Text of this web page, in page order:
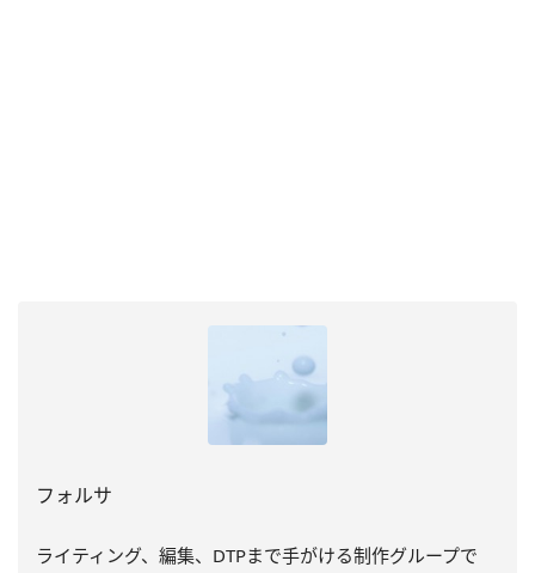
フォルサ
ライティング、編集、DTPまで手がける制作グループで